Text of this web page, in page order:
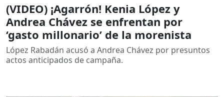
(VIDEO) ¡Agarrón! Kenia López y
Andrea Chávez se enfrentan por
‘gasto millonario’ de la morenista
López Rabadán acusó a Andrea Chávez por presuntos
actos anticipados de campaña.